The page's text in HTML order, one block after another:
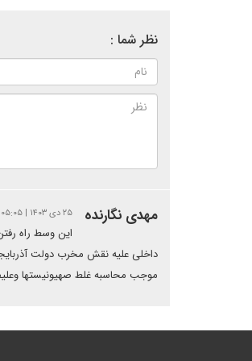
نظر شما :
مهدی نگارنده ۲۵ دی ۱۴۰۳ | ۰۵:۰۵
این وسط راه
داخلی علیه نقش مخرب دولت
موجب محاسبه غلط صهیونیستها